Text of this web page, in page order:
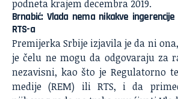
podneta krajem decembra 2019.
Brnabić: Vlada nema nikakve
RTS-a
Premijerka Srbije izjavila je da ni
je čelu ne mogu da odgovaraju za
nezavisni, kao što je Regulatorno
medije (REM) ili RTS, i da